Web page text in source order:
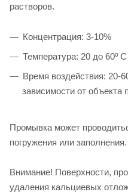
растворов.
Концентрация: 3-10%
Температура: 20 до 60º С
Время воздействия: 20-
зависимости от объекта
Промывка может
погружения или заполнения.
Внимание! Поверхности,
удаления кальциевых